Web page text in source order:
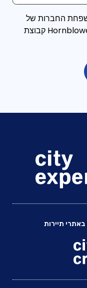
החברות של
באתרי תיירות